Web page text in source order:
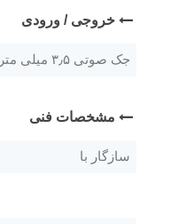
خروجی / ورودی
جک صوتی ۳٫۵ میلی متری
مشخصات فنی
سازگار با